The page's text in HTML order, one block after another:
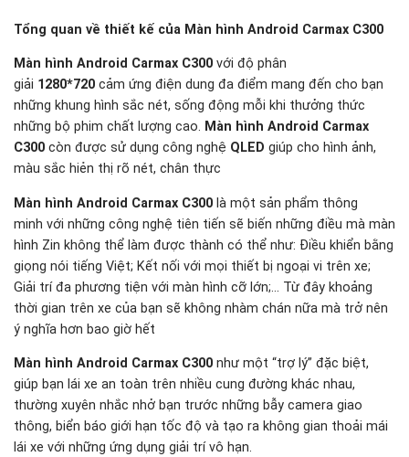
Tổng quan về thiết kế của Màn hình Android Carmax C300
Màn hình Android Carmax C300 với độ phân
giải 1280*720 cảm ứng điện dung đa điểm mang đến cho bạn
những khung hình sắc nét, sống động mỗi khi thưởng thức
những bộ phim chất lượng cao. Màn hình Android Carmax
C300 còn được sử dụng công nghệ QLED giúp cho hình ảnh,
màu sắc hiẻn thị rõ nét, chân thực
Màn hình Android Carmax C300 là một sản phẩm thông
minh với những công nghệ tiên tiến sẽ biến những điều mà màn
hình Zin không thể làm được thành có thể như: Điều khiển bằng
giọng nói tiếng Việt; Kết nối với mọi thiết bị ngoại vi trên xe;
Giải trí đa phương tiện với màn hình cỡ lớn;… Từ đây khoảng
thời gian trên xe của bạn sẽ không nhàm chán nữa mà trở nên
ý nghĩa hơn bao giờ hết
Màn hình Android Carmax C300 như một “trợ lý” đặc biệt,
giúp bạn lái xe an toàn trên nhiều cung đường khác nhau,
thường xuyên nhắc nhở bạn trước những bẫy camera giao
thông, biển báo giới hạn tốc độ và tạo ra không gian thoải mái
lái xe với những ứng dụng giải trí vô hạn.